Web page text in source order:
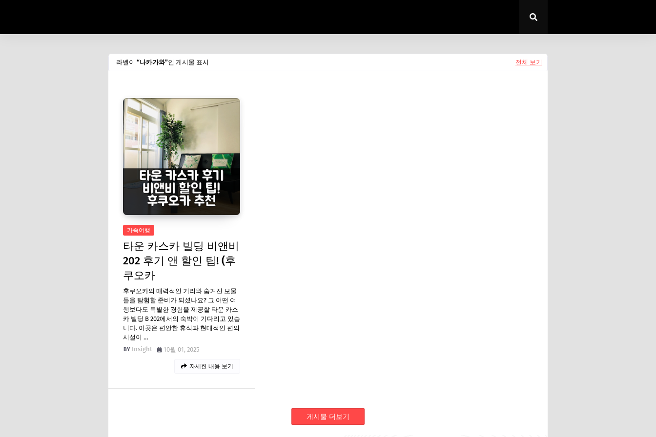
라벨이 나카가와 인 게시물 표시 전체 보기
가족여행
타운 카스카 빌딩 비앤비
202 후기 앤 할인 팁! (후
쿠오카
후쿠오카의 매력적인 거리와 숨겨진 보물
들을 탐험할 준비가 되셨나요? 그 어떤 여
행보다도 특별한 경험을 제공할 타운 카스
카 빌딩 B 202에서의 숙박이 기다리고 있습
니다. 이곳은 편안한 휴식과 현대적인 편의
시설이 …
Insight
10월 01, 2025
자세한 내용 보기
게시물 더보기